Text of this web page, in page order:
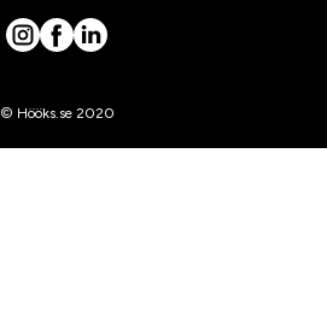
© Hööks.se 2020